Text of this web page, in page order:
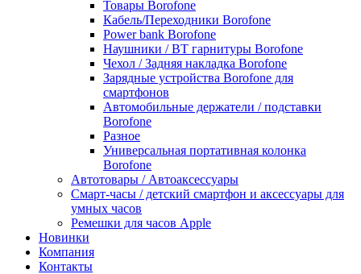
Товары Borofone
Кабель/Переходники Borofone
Power bank Borofone
Наушники / BT гарнитуры Borofone
Чехол / Задняя накладка Borofone
Зарядные устройства Borofone для
смартфонов
Автомобильные держатели / подставки
Borofone
Разное
Универсальная портативная колонка
Borofone
Автотовары / Автоаксессуары
Смарт-часы / детский смартфон и аксессуары для
умных часов
Ремешки для часов Apple
Новинки
Компания
Контакты